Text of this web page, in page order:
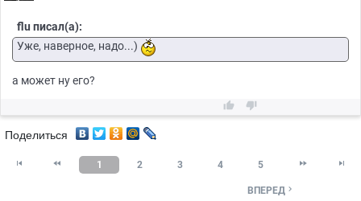
flu писал(а):
Уже, наверное, надо...)
а может ну его?
 
Поделиться
  1 2 3 4 5  
ВПЕРЕД 